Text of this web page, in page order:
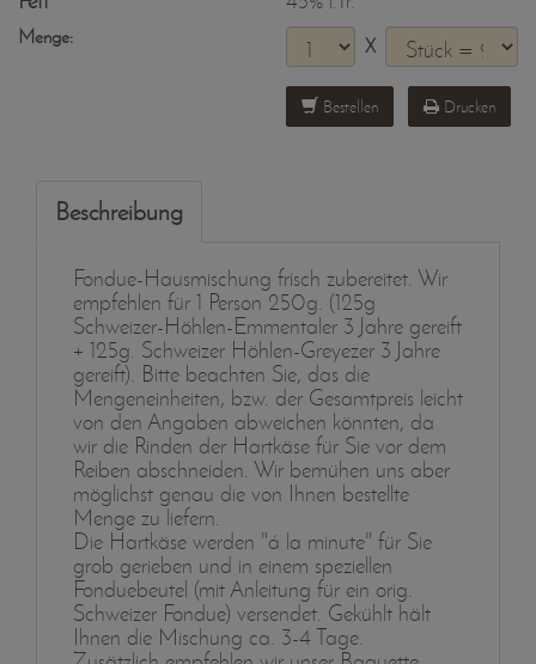
Menge: X
Bestellen Drucken
Beschreibung
Fondue-Hausmischung frisch zubereitet. Wir
empfehlen für 1 Person 250g. (125g
Schweizer-Höhlen-Emmentaler 3 Jahre gereift
+ 125g. Schweizer Höhlen-Greyezer 3 Jahre
gereift). Bitte beachten Sie, das die
Mengeneinheiten, bzw. der Gesamtpreis leicht
von den Angaben abweichen könnten, da
wir die Rinden der Hartkäse für Sie vor dem
Reiben abschneiden. Wir bemühen uns aber
möglichst genau die von Ihnen bestellte
Menge zu liefern.
Die Hartkäse werden "á la minute" für Sie
grob gerieben und in einem speziellen
Fonduebeutel (mit Anleitung für ein orig.
Schweizer Fondue) versendet. Gekühlt hält
Ihnen die Mischung ca. 3-4 Tage.